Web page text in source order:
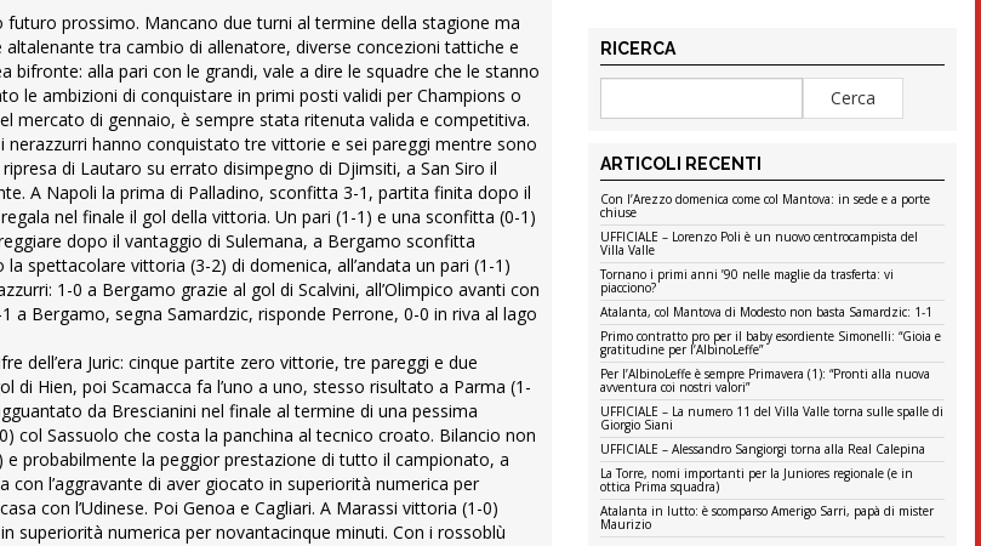
prossimo. Mancano due turni al termine della stagione ma
tra cambio di allenatore, diverse concezioni tattiche e
bifronte: alla pari con le grandi, vale a dire le squadre che le stanno
le ambizioni di conquistare in primi posti validi per Champions o
mercato di gennaio, è sempre stata ritenuta valida e competitiva.
hanno conquistato tre vittorie e sei pareggi mentre sono
di Lautaro su errato disimpegno di Djimsiti, a San Siro il
A Napoli la prima di Palladino, sconfitta 3-1, partita finita dopo il
nel finale il gol della vittoria. Un pari (1-1) e una sconfitta (0-1)
dopo il vantaggio di Sulemana, a Bergamo sconfitta
spettacolare vittoria (3-2) di domenica, all’andata un pari (1-1)
1-0 a Bergamo grazie al gol di Scalvini, all’Olimpico avanti con
Bergamo, segna Samardzic, risponde Perrone, 0-0 in riva al lago
dell’era Juric: cinque partite zero vittorie, tre pareggi e due
di Hien, poi Scamacca fa l’uno a uno, stesso risultato a Parma (1-
da Brescianini nel finale al termine di una pessima
col Sassuolo che costa la panchina al tecnico croato. Bilancio non
probabilmente la peggior prestazione di tutto il campionato, a
l’aggravante di aver giocato in superiorità numerica per
con l’Udinese. Poi Genoa e Cagliari. A Marassi vittoria (1-0)
superiorità numerica per novantacinque minuti. Con i rossoblù
RICERCA
ARTICOLI RECENTI
Con l’Arezzo domenica come col Mantova: in sede e a porte
chiuse
UFFICIALE – Lorenzo Poli è un nuovo centrocampista del
Villa Valle
Tornano i primi anni ’90 nelle maglie da trasferta: vi
piacciono?
Atalanta, col Mantova di Modesto non basta Samardzic: 1-1
Primo contratto pro per il baby esordiente Simonelli: “Gioia e
gratitudine per l’AlbinoLeffe”
Per l’AlbinoLeffe è sempre Primavera (1): “Pronti alla nuova
avventura coi nostri valori”
UFFICIALE – La numero 11 del Villa Valle torna sulle spalle di
Giorgio Siani
UFFICIALE – Alessandro Sangiorgi torna alla Real Calepina
La Torre, nomi importanti per la Juniores regionale (e in
ottica Prima squadra)
Atalanta in lutto: è scomparso Amerigo Sarri, papà di mister
Maurizio